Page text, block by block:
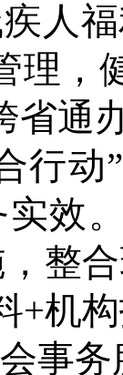
人
理，
省通
行
效
整
+机
事